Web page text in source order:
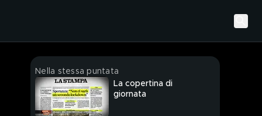
Nella stessa puntata
La copertina di
giornata